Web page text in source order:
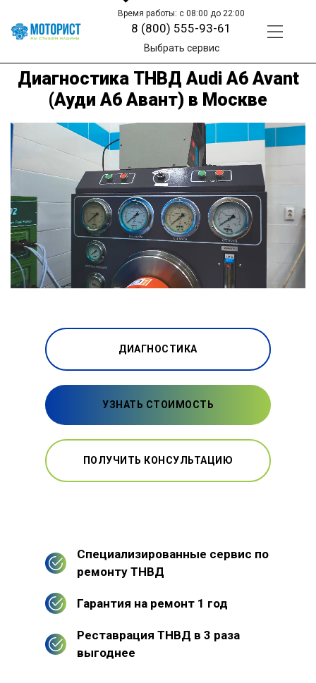
Время работы: с 08:00 до 22:00
8 (800) 555-93-61
Выбрать сервис
Диагностика ТНВД Audi A6 Avant
(Ауди A6 Авант) в Москве
ДИАГНОСТИКА
УЗНАТЬ СТОИМОСТЬ
ПОЛУЧИТЬ КОНСУЛЬТАЦИЮ
Специализированные сервис по
ремонту ТНВД
Гарантия на ремонт 1 год
Реставрация ТНВД в 3 раза
выгоднее